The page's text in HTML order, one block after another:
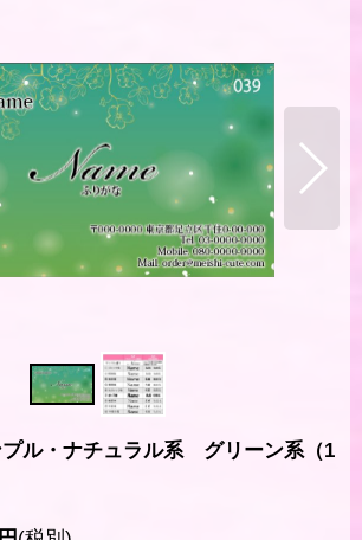
ル・ナチュラル系 グリーン系（1